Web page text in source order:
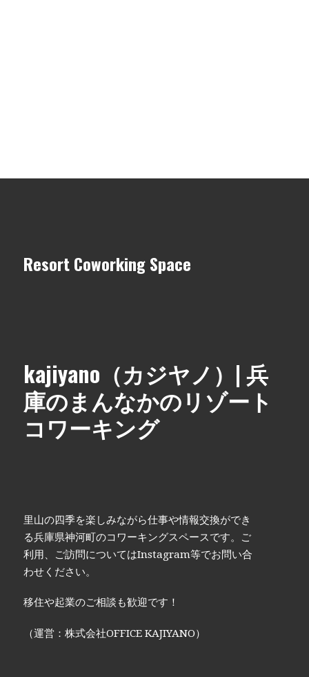
Resort Coworking Space
kajiyano（カジヤノ）| 兵
庫のまんなかのリゾート
コワーキング
里山の四季を楽しみながら仕事や情報交換ができ
る兵庫県神河町のコワーキングスペースです。ご
利用、ご訪問についてはInstagram等でお問い合
わせください。
移住や起業のご相談も歓迎です！
（運営：株式会社OFFICE KAJIYANO）